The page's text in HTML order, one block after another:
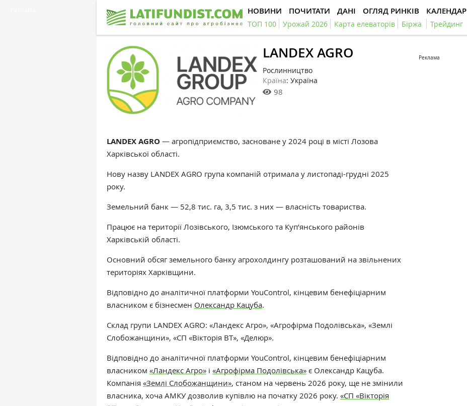
НОВИНИ ПОЧИТАТИ ДАНІ ОГЛЯД РИНКІВ КАЛЕНДАР
ТОП 100 Урожай 2026 Карта елеваторів Біржа Трейдинг
LANDEX AGRO
Рослинництво
Країна: Україна
98
LANDEX AGRO — агропідприємство, засноване у 2024 році в місті Лозова
Харківської області.
Нову назву LANDEX AGRO група компаній отримала у листопаді-грудні 2025
року.
Земельний банк — 52,8 тис. га, 3,5 тис. з них — власність товариства.
Працює на території Лозівського, Ізюмського та Куп’янського районів
Харківській області.
Основний обсяг земельного банку агрохолдингу розташований на звільнених
територіях Харківщини.
Відповідно до аналітичної платформи YouControl, кінцевим бенефіціарним
власником є бізнесмен Олександр Кацуба.
Склад групи LANDEX AGRO: «Ландекс Агро», «Агрофірма Подолівська», «Землі
Слобожанщини», «СП «Вікторія ВТ», «Делюр».
Відповідно до аналітичної платформи YouControl, кінцевим бенефіціарним
власником «Ландекс Агро» і «Агрофірма Подолівська» є Олександр Кацуба.
Компанія «Землі Слобожанщини», станом на червень 2026 року, ще не змінили
власника, хоча АМКУ дозволив купівлю на початку 2026 року. «СП «Вікторія
Реклама